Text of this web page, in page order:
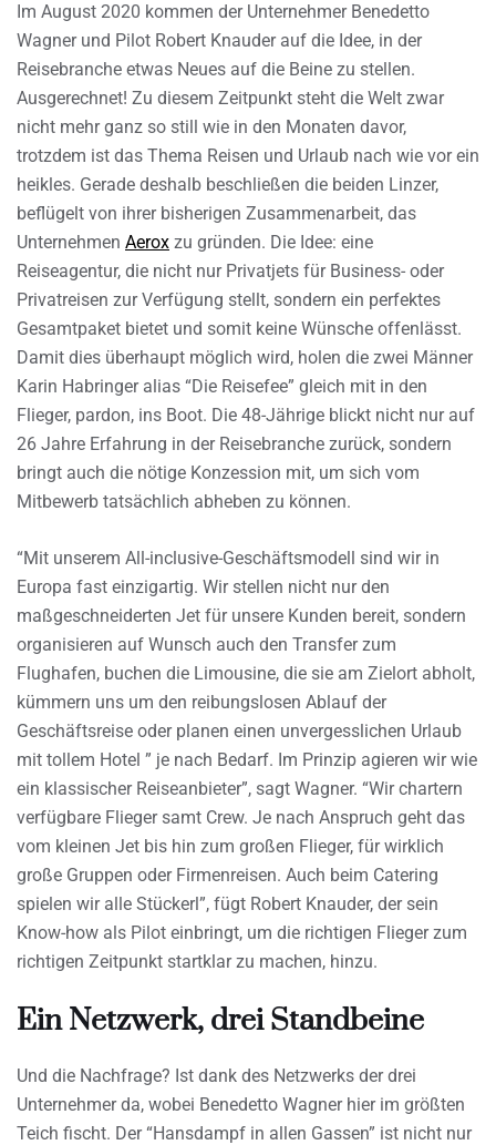
Im August 2020 kommen der Unternehmer Benedetto
Wagner und Pilot Robert Knauder auf die Idee, in der
Reisebranche etwas Neues auf die Beine zu stellen.
Ausgerechnet! Zu diesem Zeitpunkt steht die Welt zwar
nicht mehr ganz so still wie in den Monaten davor,
trotzdem ist das Thema Reisen und Urlaub nach wie vor ein
heikles. Gerade deshalb beschließen die beiden Linzer,
beflügelt von ihrer bisherigen Zusammenarbeit, das
Unternehmen Aerox zu gründen. Die Idee: eine
Reiseagentur, die nicht nur Privatjets für Business- oder
Privatreisen zur Verfügung stellt, sondern ein perfektes
Gesamtpaket bietet und somit keine Wünsche offenlässt.
Damit dies überhaupt möglich wird, holen die zwei Männer
Karin Habringer alias “Die Reisefee” gleich mit in den
Flieger, pardon, ins Boot. Die 48-Jährige blickt nicht nur auf
26 Jahre Erfahrung in der Reisebranche zurück, sondern
bringt auch die nötige Konzession mit, um sich vom
Mitbewerb tatsächlich abheben zu können.
“Mit unserem All-inclusive-Geschäftsmodell sind wir in
Europa fast einzigartig. Wir stellen nicht nur den
maßgeschneiderten Jet für unsere Kunden bereit, sondern
organisieren auf Wunsch auch den Transfer zum
Flughafen, buchen die Limousine, die sie am Zielort abholt,
kümmern uns um den reibungslosen Ablauf der
Geschäftsreise oder planen einen unvergesslichen Urlaub
mit tollem Hotel ” je nach Bedarf. Im Prinzip agieren wir wie
ein klassischer Reiseanbieter”, sagt Wagner. “Wir chartern
verfügbare Flieger samt Crew. Je nach Anspruch geht das
vom kleinen Jet bis hin zum großen Flieger, für wirklich
große Gruppen oder Firmenreisen. Auch beim Catering
spielen wir alle Stückerl”, fügt Robert Knauder, der sein
Know-how als Pilot einbringt, um die richtigen Flieger zum
richtigen Zeitpunkt startklar zu machen, hinzu.
Ein Netzwerk, drei Standbeine
Und die Nachfrage? Ist dank des Netzwerks der drei
Unternehmer da, wobei Benedetto Wagner hier im größten
Teich fischt. Der “Hansdampf in allen Gassen” ist nicht nur